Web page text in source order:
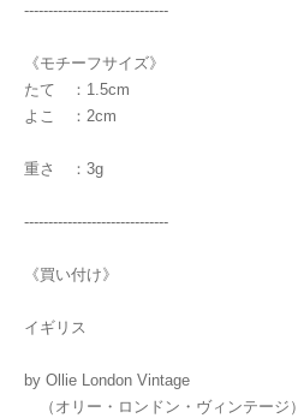
------------------------------
《モチーフサイズ》
たて ：1.5cm
よこ ：2cm
重さ ：3g
------------------------------
《買い付け》
イギリス
by Ollie London Vintage
（オリー・ロンドン・ヴィンテージ）